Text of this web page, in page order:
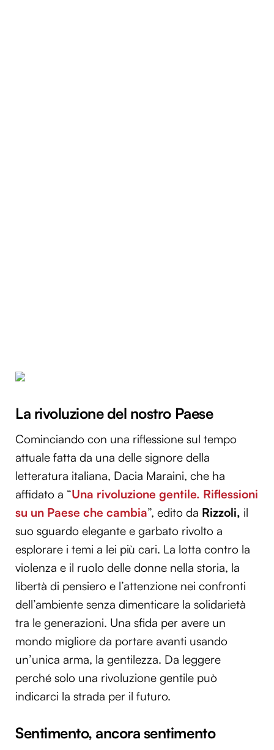
La rivoluzione del nostro Paese
Cominciando con una riflessione sul tempo
attuale fatta da una delle signore della
letteratura italiana, Dacia Maraini, che ha
affidato a “Una rivoluzione gentile. Riflessioni
su un Paese che cambia”, edito da Rizzoli, il
suo sguardo elegante e garbato rivolto a
esplorare i temi a lei più cari. La lotta contro la
violenza e il ruolo delle donne nella storia, la
libertà di pensiero e l’attenzione nei confronti
dell’ambiente senza dimenticare la solidarietà
tra le generazioni. Una sfida per avere un
mondo migliore da portare avanti usando
un’unica arma, la gentilezza. Da leggere
perché solo una rivoluzione gentile può
indicarci la strada per il futuro.
Sentimento, ancora sentimento